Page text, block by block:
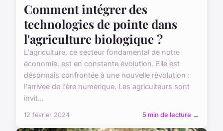
Comment intégrer des
technologies de pointe dans
l'agriculture biologique ?
L'agriculture, ce secteur fondamental de notre
économie, est en constante évolution. Elle est
désormais confrontée à une nouvelle révolution :
l'arrivée de l'ère numérique. Les agriculteurs sont
invit...
12 février 2024 5 min de lecture →